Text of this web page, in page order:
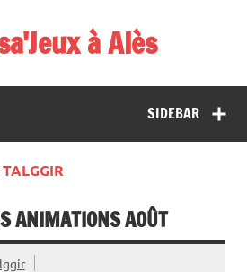
à Alès
et de tournois
SIDEBAR
TALGGIR
ANIMATIONS AOÛT